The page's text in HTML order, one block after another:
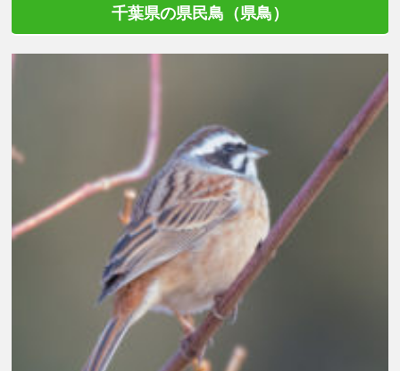
千葉県の県民鳥（県鳥）